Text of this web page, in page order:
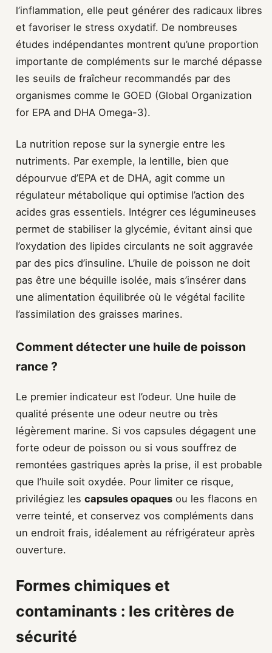
l’inflammation, elle peut générer des radicaux libres
et favoriser le stress oxydatif. De nombreuses
études indépendantes montrent qu’une proportion
importante de compléments sur le marché dépasse
les seuils de fraîcheur recommandés par des
organismes comme le GOED (Global Organization
for EPA and DHA Omega-3).
La nutrition repose sur la synergie entre les
nutriments. Par exemple, la lentille, bien que
dépourvue d’EPA et de DHA, agit comme un
régulateur métabolique qui optimise l’action des
acides gras essentiels. Intégrer ces légumineuses
permet de stabiliser la glycémie, évitant ainsi que
l’oxydation des lipides circulants ne soit aggravée
par des pics d’insuline. L’huile de poisson ne doit
pas être une béquille isolée, mais s’insérer dans
une alimentation équilibrée où le végétal facilite
l’assimilation des graisses marines.
Comment détecter une huile de poisson
rance ?
Le premier indicateur est l’odeur. Une huile de
qualité présente une odeur neutre ou très
légèrement marine. Si vos capsules dégagent une
forte odeur de poisson ou si vous souffrez de
remontées gastriques après la prise, il est probable
que l’huile soit oxydée. Pour limiter ce risque,
privilégiez les capsules opaques ou les flacons en
verre teinté, et conservez vos compléments dans
un endroit frais, idéalement au réfrigérateur après
ouverture.
Formes chimiques et
contaminants : les critères de
sécurité